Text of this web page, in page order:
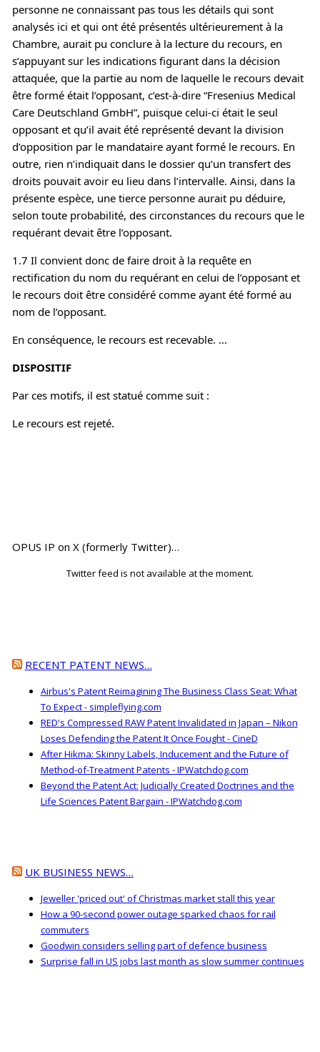
personne ne connaissant pas tous les détails qui sont
analysés ici et qui ont été présentés ultérieurement à la
Chambre, aurait pu conclure à la lecture du recours, en
s’appuyant sur les indications figurant dans la décision
attaquée, que la partie au nom de laquelle le recours devait
être formé était l’opposant, c’est-à-dire “Fresenius Medical
Care Deutschland GmbH”, puisque celui-ci était le seul
opposant et qu’il avait été représenté devant la division
d’opposition par le mandataire ayant formé le recours. En
outre, rien n’indiquait dans le dossier qu’un transfert des
droits pouvait avoir eu lieu dans l’intervalle. Ainsi, dans la
présente espèce, une tierce personne aurait pu déduire,
selon toute probabilité, des circonstances du recours que le
requérant devait être l’opposant.
1.7 Il convient donc de faire droit à la requête en
rectification du nom du requérant en celui de l’opposant et
le recours doit être considéré comme ayant été formé au
nom de l’opposant.
En conséquence, le recours est recevable. …
DISPOSITIF
Par ces motifs, il est statué comme suit :
Le recours est rejeté.
OPUS IP on X (formerly Twitter)…
Twitter feed is not available at the moment.
RECENT PATENT NEWS…
Airbus's Patent Reimagining The Business Class Seat: What
To Expect - simpleflying.com
RED's Compressed RAW Patent Invalidated in Japan – Nikon
Loses Defending the Patent It Once Fought - CineD
After Hikma: Skinny Labels, Inducement and the Future of
Method-of-Treatment Patents - IPWatchdog.com
Beyond the Patent Act: Judicially Created Doctrines and the
Life Sciences Patent Bargain - IPWatchdog.com
UK BUSINESS NEWS…
Jeweller 'priced out' of Christmas market stall this year
How a 90-second power outage sparked chaos for rail
commuters
Goodwin considers selling part of defence business
Surprise fall in US jobs last month as slow summer continues